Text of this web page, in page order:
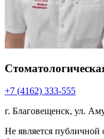
+7 (4162) 333-555
г. Благовещенск, ул.
Не является публичной